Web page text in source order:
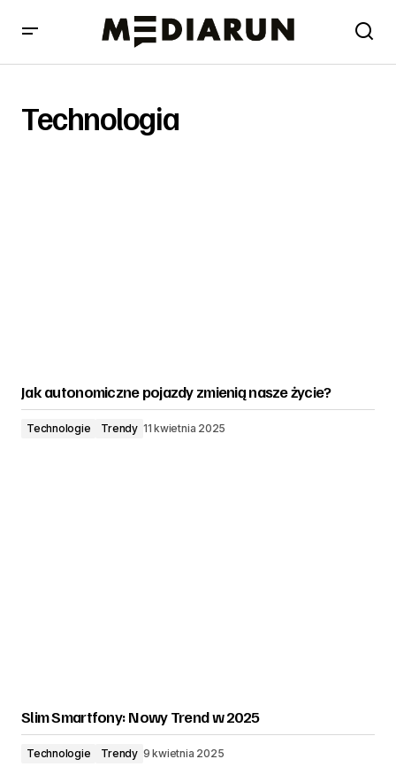
Technologia
Jak autonomiczne pojazdy zmienią nasze życie?
Technologie Trendy 11 kwietnia 2025
Slim Smartfony: Nowy Trend w 2025
Technologie Trendy 9 kwietnia 2025